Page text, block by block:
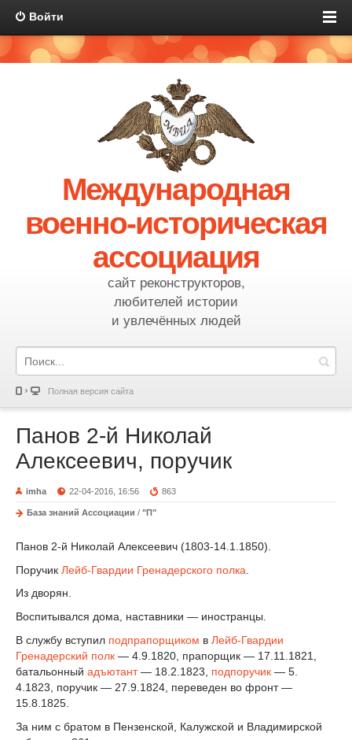
Войти
Международная
военно-историческая
ассоциация
сайт реконструкторов,
любителей истории
и увлечённых людей
Полная версия сайта
Панов 2-й Николай
Алексеевич, поручик
imha 22-04-2016, 16:56 863
База знаний Ассоциации / "П"
Панов 2-й Николай Алексеевич (1803-14.1.1850).
Поручик Лейб-Гвардии Гренадерского полка
Из дворян.
Воспитывался дома, наставники — иностранцы.
В службу вступил подпрапорщиком в Лейб-Гвардии
Гренадерский полк — 4.9.1820, прапорщик — 17.11.1821,
батальонный адъютант— 18.2.1823, подпоручик — 5.
4.1823, поручик — 27.9.1824, переведен во фронт —
15.8.1825.
За ним с братом в Пензенской, Калужской и Владимирской